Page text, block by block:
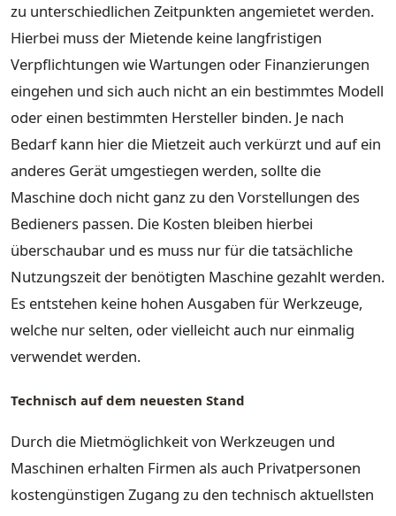
zu unterschiedlichen Zeitpunkten angemietet werden.
Hierbei muss der Mietende keine langfristigen
Verpflichtungen wie Wartungen oder Finanzierungen
eingehen und sich auch nicht an ein bestimmtes Modell
oder einen bestimmten Hersteller binden. Je nach
Bedarf kann hier die Mietzeit auch verkürzt und auf ein
anderes Gerät umgestiegen werden, sollte die
Maschine doch nicht ganz zu den Vorstellungen des
Bedieners passen. Die Kosten bleiben hierbei
überschaubar und es muss nur für die tatsächliche
Nutzungszeit der benötigten Maschine gezahlt werden.
Es entstehen keine hohen Ausgaben für Werkzeuge,
welche nur selten, oder vielleicht auch nur einmalig
verwendet werden.
Technisch auf dem neuesten Stand
Durch die Mietmöglichkeit von Werkzeugen und
Maschinen erhalten Firmen als auch Privatpersonen
kostengünstigen Zugang zu den technisch aktuellsten